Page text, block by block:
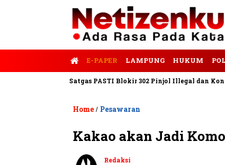
E-PAPER LAMPUNG HUKUM
Satgas PASTI Blokir 302 Pinjol Illegal dan Konten
Home / Pesawaran
Kakao akan Jadi
Redaksi